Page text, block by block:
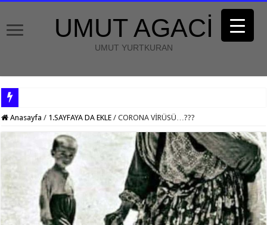
UMUT AGACİ
UMUT YURTKURAN
Anasayfa / 1.SAYFAYA DA EKLE / CORONA VİRÜSÜ…???